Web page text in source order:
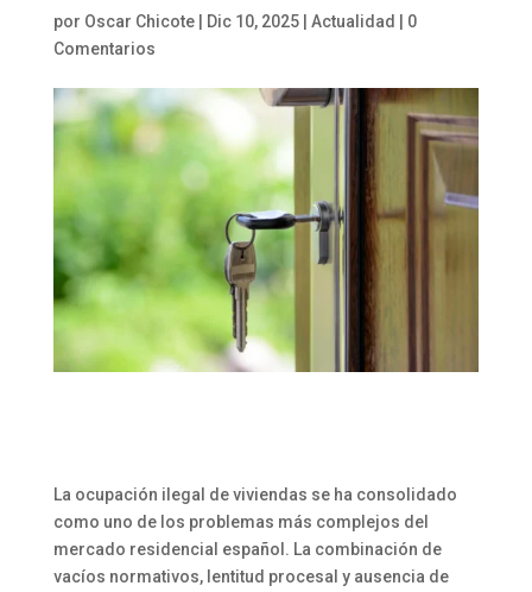
por Oscar Chicote| Dic 10, 2025| Actualidad
0
Comentarios
La ocupación ilegal de viviendas se ha consolidado
como uno de los problemas más complejos del
mercado residencial español. La combinación de
vacíos normativos, lentitud procesal y ausencia de